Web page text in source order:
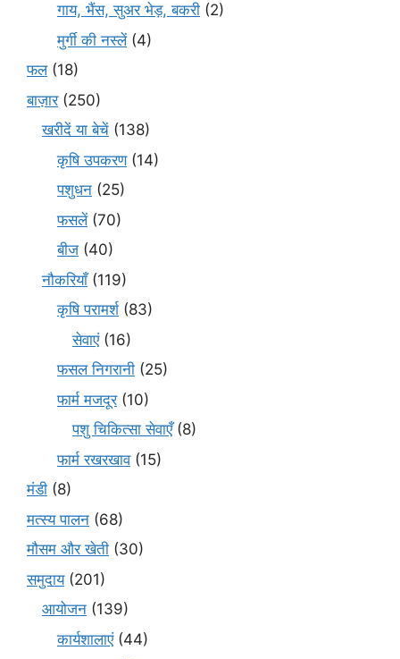
गाय, भैंस, सुअर भेड़, बकरी (2)
मुर्गी की नस्लें(4)
फल(18)
बाज़ार(250)
खरीदें या बेचें (138)
कृषि उपकरण(14)
पशुधन (25)
फसलें(70)
बीज (40)
नौकरियाँ(119)
कृषि परामर्श(83)
सेवाएं(16)
फसल निगरानी (25)
फार्म मजदूर(10)
पशु चिकित्सा सेवाएँ(8)
फार्म रखरखाव(15)
मंडी (8)
मत्स्य पालन (68)
मौसम और खेती (30)
समुदाय(201)
आयोजन (139)
कार्यशालाएं(44)